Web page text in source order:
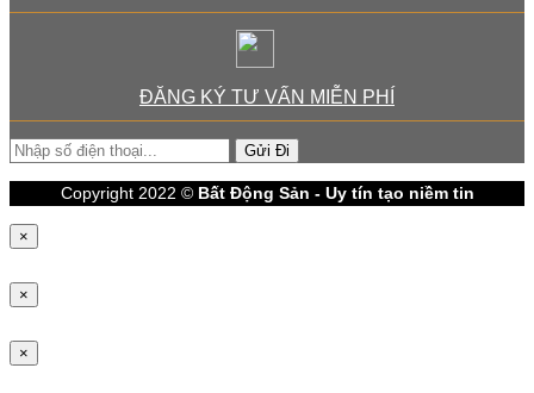
ĐĂNG KÝ TƯ VẤN MIỄN PHÍ
Gửi Đi
Copyright 2022 © Bất Động Sản - Uy tín tạo niềm tin
×
×
×